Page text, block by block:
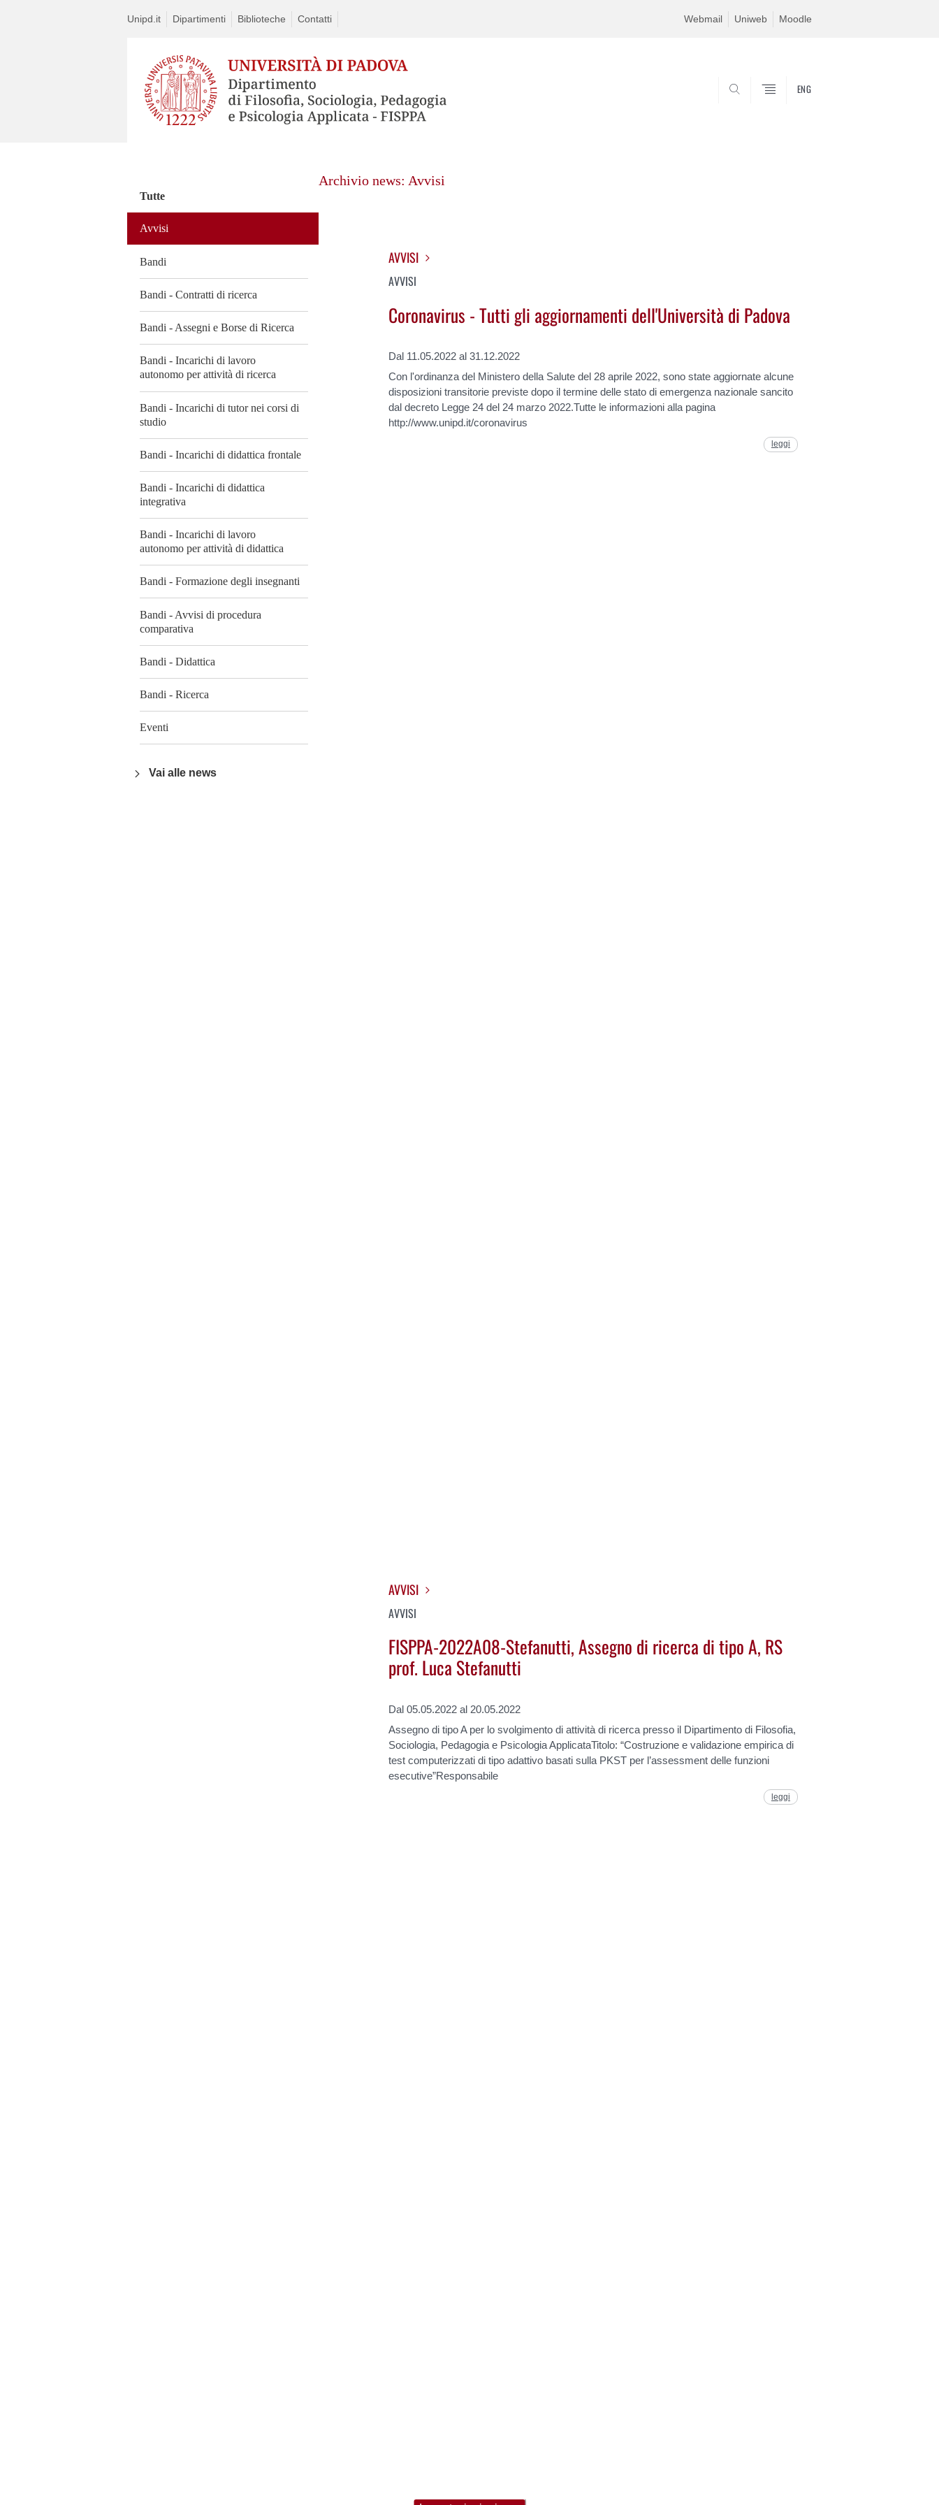
Unipd.it Dipartimenti Biblioteche Contatti Webmail Uniweb Moodle
ENG
Tutte
Avvisi
Bandi
Bandi - Contratti di ricerca
Bandi - Assegni e Borse di Ricerca
Bandi - Incarichi di lavoro
autonomo per attività di ricerca
Bandi - Incarichi di tutor nei corsi di
studio
Bandi - Incarichi di didattica frontale
Bandi - Incarichi di didattica
integrativa
Bandi - Incarichi di lavoro
autonomo per attività di didattica
Bandi - Formazione degli insegnanti
Bandi - Avvisi di procedura
comparativa
Bandi - Didattica
Bandi - Ricerca
Eventi
Vai alle news
Archivio news: Avvisi
AVVISI
AVVISI
Coronavirus - Tutti gli aggiornamenti dell'Università di Padova
Dal 11.05.2022 al 31.12.2022
Con l'ordinanza del Ministero della Salute del 28 aprile 2022, sono state aggiornate alcune
disposizioni transitorie previste dopo il termine delle stato di emergenza nazionale sancito
dal decreto Legge 24 del 24 marzo 2022.Tutte le informazioni alla pagina
http://www.unipd.it/coronavirus
leggi
AVVISI
AVVISI
FISPPA-2022A08-Stefanutti, Assegno di ricerca di tipo A, RS
prof. Luca Stefanutti
Dal 05.05.2022 al 20.05.2022
Assegno di tipo A per lo svolgimento di attività di ricerca presso il Dipartimento di Filosofia,
Sociologia, Pedagogia e Psicologia ApplicataTitolo: “Costruzione e validazione empirica di
test computerizzati di tipo adattivo basati sulla PKST per l’assessment delle funzioni
esecutive”Responsabile
leggi